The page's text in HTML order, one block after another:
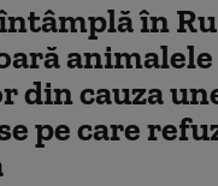
în
animalele
din cauza
pe care